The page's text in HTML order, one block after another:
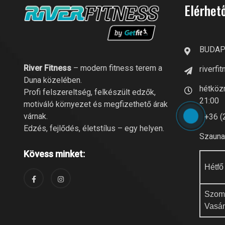
River Fitness – modern fitness terem a
Duna közelében.
Profi felszereltség, felkészült edzők,
motiváló környezet és megfizethető árak
várnak.
Edzés, fejlődés, életstílus – egy helyen.
Kövess minket:
21:00
+36